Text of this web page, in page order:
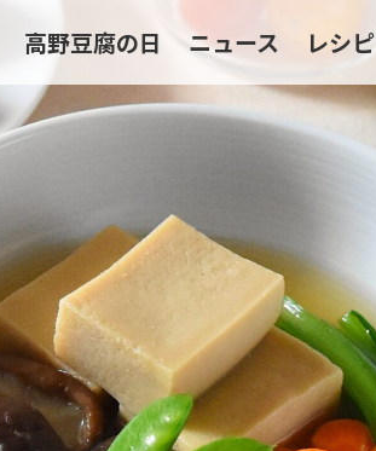
高野豆腐の日 ニュース レシピ